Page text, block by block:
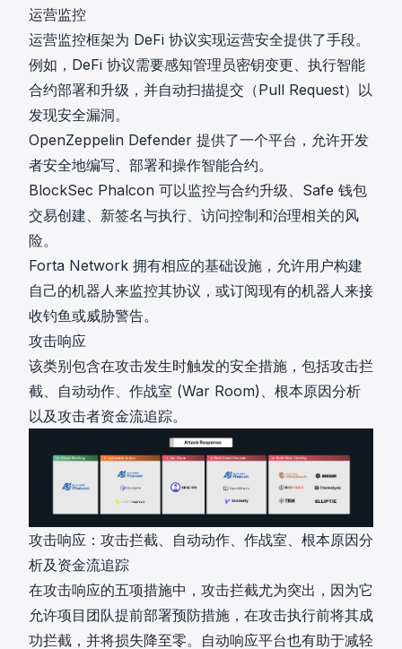
运营监控
运营监控框架为 DeFi 协议实现运营安全提供了手段。
例如，DeFi 协议需要感知管理员密钥变更、执行智能
合约部署和升级，并自动扫描提交（Pull Request）以
发现安全漏洞。
OpenZeppelin Defender 提供了一个平台，允许开发
者安全地编写、部署和操作智能合约。
BlockSec Phalcon 可以监控与合约升级、Safe 钱包
交易创建、新签名与执行、访问控制和治理相关的风
险。
Forta Network 拥有相应的基础设施，允许用户构建
自己的机器人来监控其协议，或订阅现有的机器人来接
收钓鱼或威胁警告。
攻击响应
该类别包含在攻击发生时触发的安全措施，包括攻击拦
截、自动动作、作战室 (War Room)、根本原因分析
以及攻击者资金流追踪。
攻击响应：攻击拦截、自动动作、作战室、根本原因分
析及资金流追踪
在攻击响应的五项措施中，攻击拦截尤为突出，因为它
允许项目团队提前部署预防措施，在攻击执行前将其成
功拦截，并将损失降至零。自动响应平台也有助于减轻